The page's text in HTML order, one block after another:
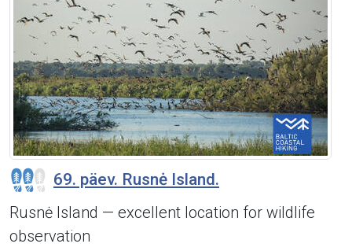
69. päev. Rusnė Island.
Rusnė Island — excellent location for wildlife
observation